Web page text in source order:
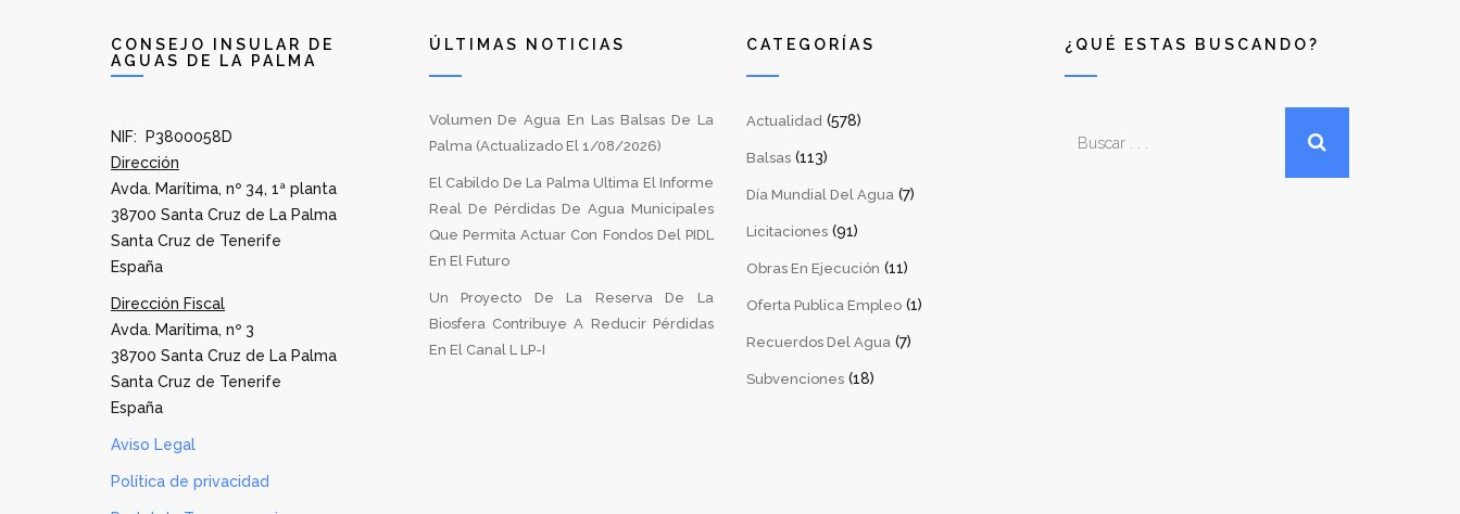
CONSEJO INSULAR DE
AGUAS DE LA PALMA
NIF: P3800058D
Dirección
Avda. Marítima, nº 34, 1ª planta
38700 Santa Cruz de La Palma
Santa Cruz de Tenerife
España
Dirección Fiscal
Avda. Marítima, nº 3
38700 Santa Cruz de La Palma
Santa Cruz de Tenerife
España
Aviso Legal
Política de privacidad
ÚLTIMAS NOTICIAS
Volumen De Agua En Las Balsas De La
Palma (Actualizado El 1/08/2026)
El Cabildo De La Palma Ultima El Informe
Real De Pérdidas De Agua Municipales
Que Permita Actuar Con Fondos Del PIDL
En El Futuro
Un Proyecto De La Reserva De La
Biosfera Contribuye A Reducir Pérdidas
En El Canal L LP-I
CATEGORÍAS
Actualidad (578)
Balsas (113)
Día Mundial Del Agua (7)
Licitaciones (91)
Obras En Ejecución (11)
Oferta Publica Empleo (1)
Recuerdos Del Agua (7)
Subvenciones (18)
¿QUÉ ESTAS BUSCANDO?